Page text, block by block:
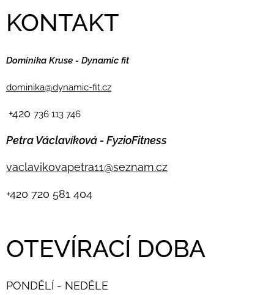
KONTAKT
Dominika Kruse - Dynamic fit
dominika@dynamic-fit.cz
+420 736 113 746
Petra Václavíková - FyzioFitness
vaclavikovapetra11@seznam.cz
+420 720 581 404
OTEVÍRACÍ DOBA
PONDĚLÍ - NEDĚLE